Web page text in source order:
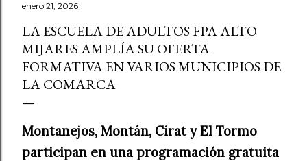
enero 21, 2026
LA ESCUELA DE ADULTOS FPA ALTO
MIJARES AMPLÍA SU OFERTA
FORMATIVA EN VARIOS MUNICIPIOS DE
LA COMARCA
Montanejos, Montán, Cirat y El Tormo
participan en una programación gratuita